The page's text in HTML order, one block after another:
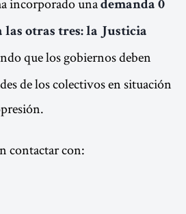
demanda 0
las otras tres: la Justicia
que los gobiernos deben
de los colectivos en situación
contactar con: